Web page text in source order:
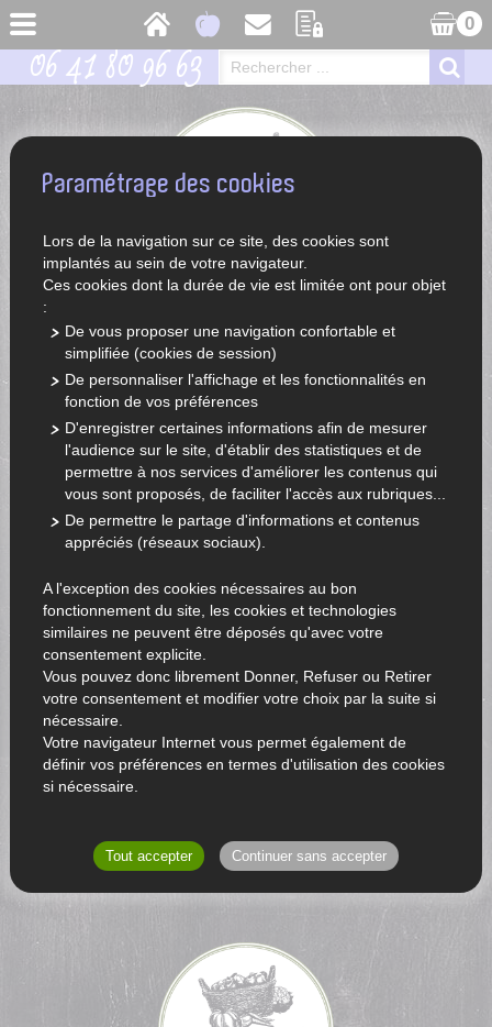
0
06 41 80 96 63
ACCUEIL LÉGUMES ET FRUITS DE SAISON
Paramétrage des cookies
Lors de la navigation sur ce site, des cookies sont
implantés au sein de votre navigateur.
Ces cookies dont la durée de vie est limitée ont pour objet
:
De vous proposer une navigation confortable et
simplifiée (cookies de session)
De personnaliser l'affichage et les fonctionnalités en
fonction de vos préférences
D'enregistrer certaines informations afin de mesurer
l'audience sur le site, d'établir des statistiques et de
permettre à nos services d'améliorer les contenus qui
vous sont proposés, de faciliter l'accès aux rubriques...
De permettre le partage d'informations et contenus
appréciés (réseaux sociaux).
A l'exception des cookies nécessaires au bon
fonctionnement du site, les cookies et technologies
similaires ne peuvent être déposés qu'avec votre
consentement explicite.
Vous pouvez donc librement Donner, Refuser ou Retirer
votre consentement et modifier votre choix par la suite si
nécessaire.
Votre navigateur Internet vous permet également de
définir vos préférences en termes d'utilisation des cookies
si nécessaire.
Tout accepter Continuer sans accepter